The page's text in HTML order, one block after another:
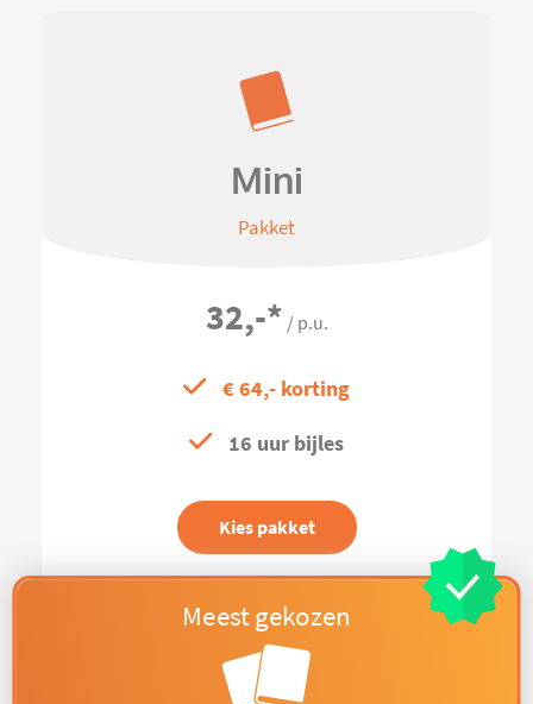
Mini
Pakket
32,-* / p.u.
€ 64,- korting
16 uur bijles
Kies pakket